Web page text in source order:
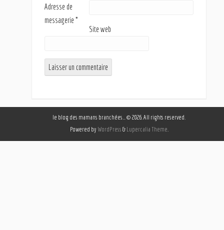
Adresse de
messagerie*
Site web
le blog des mamans branchées… © 2026. All rights reserved.
Powered by WordPress & Lupercalia Theme